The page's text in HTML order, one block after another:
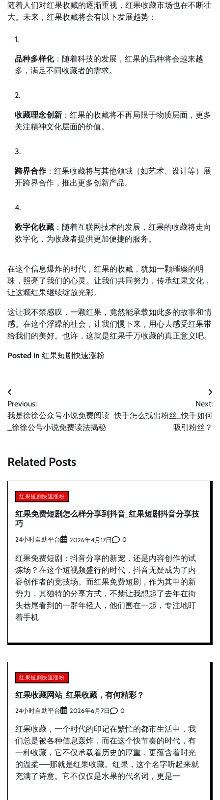
随着人们对红果收藏的逐渐重视，红果收藏市场也在不断壮
大。未来，红果收藏将会有以下发展趋势：
品种多样化：随着科技的发展，红果的品种将会越来越
多，满足不同收藏者的需求。
收藏理念创新 ：红果的收藏将不再局限于物质层面，更多
关注精神文化层面的价值。
跨界合作：红果收藏将与其他领域（如艺术、设计等）展
开跨界合作，推出更多创新产品。
数字化收藏 ：随着互联网技术的发展，红果的收藏将走向
数字化，为收藏者提供更加便捷的服务。
在这个信息爆炸的时代，红果的收藏，犹如一颗璀璨的明
珠，照亮了我们的心灵。让我们共同努力，传承红果文化，
让这颗红果继续绽放光彩。
这让我不禁感叹，一颗红果，竟然能承载如此多的故事和情
感。在这个浮躁的社会，让我们慢下来，用心去感受红果带
给我们的美好。也许，这就是红果千万收藏的真正意义吧。
Posted in 红果短剧快速涨粉
文
章
导
Previous:
我是徐徐公众号小说免费阅读
_徐徐公号小说免费读法揭秘
Next:
快手怎么找出粉丝_快手如何
吸引粉丝？
Related Posts
红果短剧快速涨粉
红果免费短剧怎么样分享到抖音_红果短剧抖音分享技
巧
24小时自助平台 2026年4月17日 0
红果免费短剧：抖音分享的新宠，还是内容创作的试
炼场？在这个短视频盛行的时代，抖音无疑成为了内
容创作者的竞技场。而红果免费短剧，作为其中的新
势力，其独特的分享方式，不禁让我想起了去年在街
头巷尾看到的一群年轻人，他们围在一起，专注地盯
着手机
红果短剧快速涨粉
红果收藏网站_红果收藏，有何精彩？
24小时自助平台 2026年6月7日 0
红果收藏，一个时代的印记在繁忙的都市生活中，我
们总是被各种信息轰炸，而在这个快节奏的时代，有
一种收藏，它不仅承载着历史的厚重，更蕴含着时光
的温柔——那就是红果收藏。红果，这个名字听起来就
充满了诗意。它不仅仅是水果的代名词，更是一